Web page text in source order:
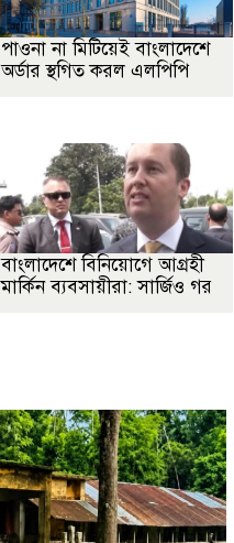
পাওনা না মিটিয়েই বাংলাদেশে
অর্ডার স্থগিত করল এলপিপি
বাংলাদেশে বিনিয়োগে আগ্রহী
মার্কিন ব্যবসায়ীরা: সার্জিও গর